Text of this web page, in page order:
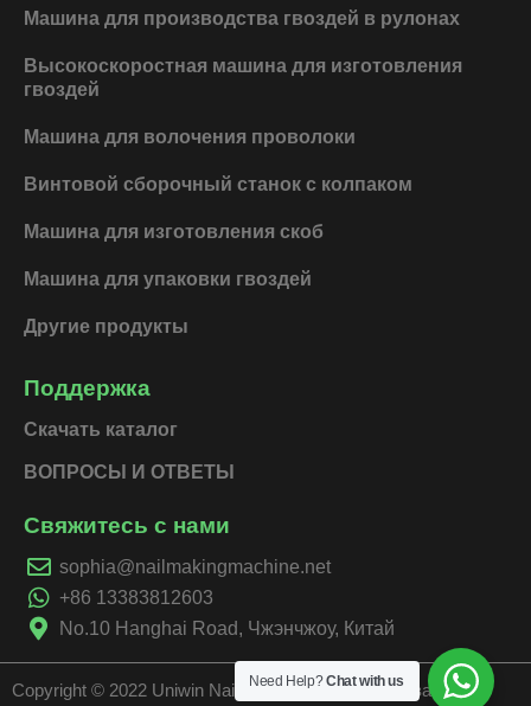
k
n
Машина для производства гвоздей в рулонах
Высокоскоростная машина для изготовления
гвоздей
Машина для волочения проволоки
Винтовой сборочный станок с колпаком
Машина для изготовления скоб
Машина для упаковки гвоздей
Другие продукты
Поддержка
Скачать каталог
ВОПРОСЫ И ОТВЕТЫ
Свяжитесь с нами
sophia@nailmakingmachine.net
+86 13383812603
No.10 Hanghai Road, Чжэнчжоу, Китай
Copyright © 2022 Uniwin Nails Machinery | Все права
Need Help?Chat with us